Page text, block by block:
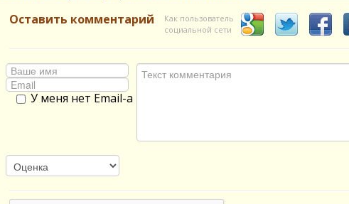
Оставить комментарий
Как пользователь
социальной сети
У меня нет Email-а